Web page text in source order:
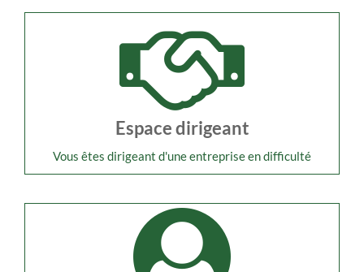
Espace dirigeant
Vous êtes dirigeant d'une entreprise en difficulté